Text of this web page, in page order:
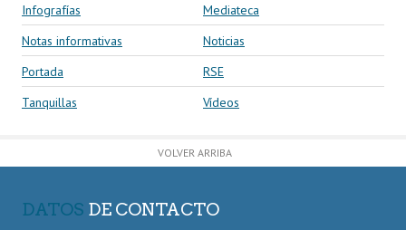
Infografías
Mediateca
Notas informativas
Noticias
Portada
RSE
Tanquillas
Vídeos
VOLVER ARRIBA
DATOS DE CONTACTO